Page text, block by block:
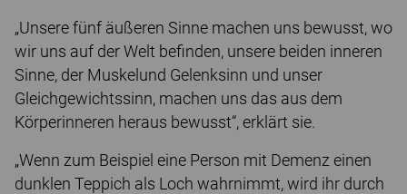
„Unsere fünf äußeren Sinne machen uns bewusst, wo
wir uns auf der Welt befinden, unsere beiden inneren
Sinne, der Muskelund Gelenksinn und unser
Gleichgewichtssinn, machen uns das aus dem
Körperinneren heraus bewusst“, erklärt sie.
„Wenn zum Beispiel eine Person mit Demenz einen
dunklen Teppich als Loch wahrnimmt, wird ihr durch